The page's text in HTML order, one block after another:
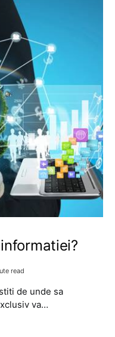
read
de unde sa
va…